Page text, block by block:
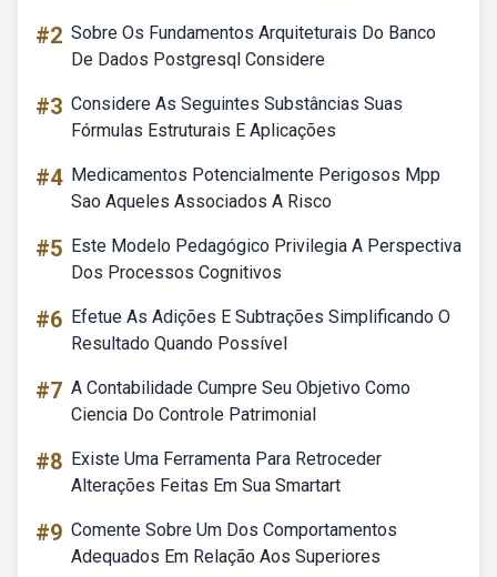
#2 Sobre Os Fundamentos Arquiteturais Do Banco
De Dados Postgresql Considere
#3 Considere As Seguintes Substâncias Suas
Fórmulas Estruturais E Aplicações
#4 Medicamentos Potencialmente Perigosos Mpp
Sao Aqueles Associados A Risco
#5 Este Modelo Pedagógico Privilegia A Perspectiva
Dos Processos Cognitivos
#6 Efetue As Adições E Subtrações Simplificando O
Resultado Quando Possível
#7 A Contabilidade Cumpre Seu Objetivo Como
Ciencia Do Controle Patrimonial
#8 Existe Uma Ferramenta Para Retroceder
Alterações Feitas Em Sua Smartart
#9 Comente Sobre Um Dos Comportamentos
Adequados Em Relação Aos Superiores